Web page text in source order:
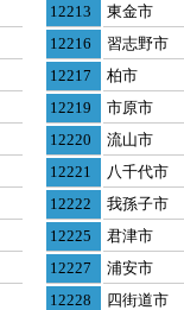
12213
東金市
12216
習志野市
12217
柏市
12219
市原市
12220
流山市
12221
八千代市
12222
我孫子市
12225
君津市
12227
浦安市
12228
四街道市